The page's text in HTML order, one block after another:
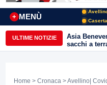
MENÙ
+
ULTIME NOTIZIE
Asia
sacchi a
una toppa
Home > Cronaca > Avellino|